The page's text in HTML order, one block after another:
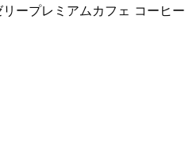
リープレミアムカフェ コーヒー